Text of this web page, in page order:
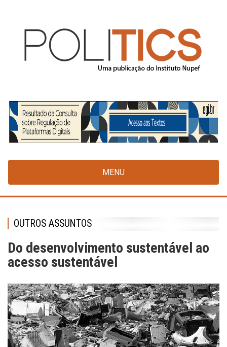
MENU
OUTROS ASSUNTOS
Do desenvolvimento sustentável ao
acesso sustentável